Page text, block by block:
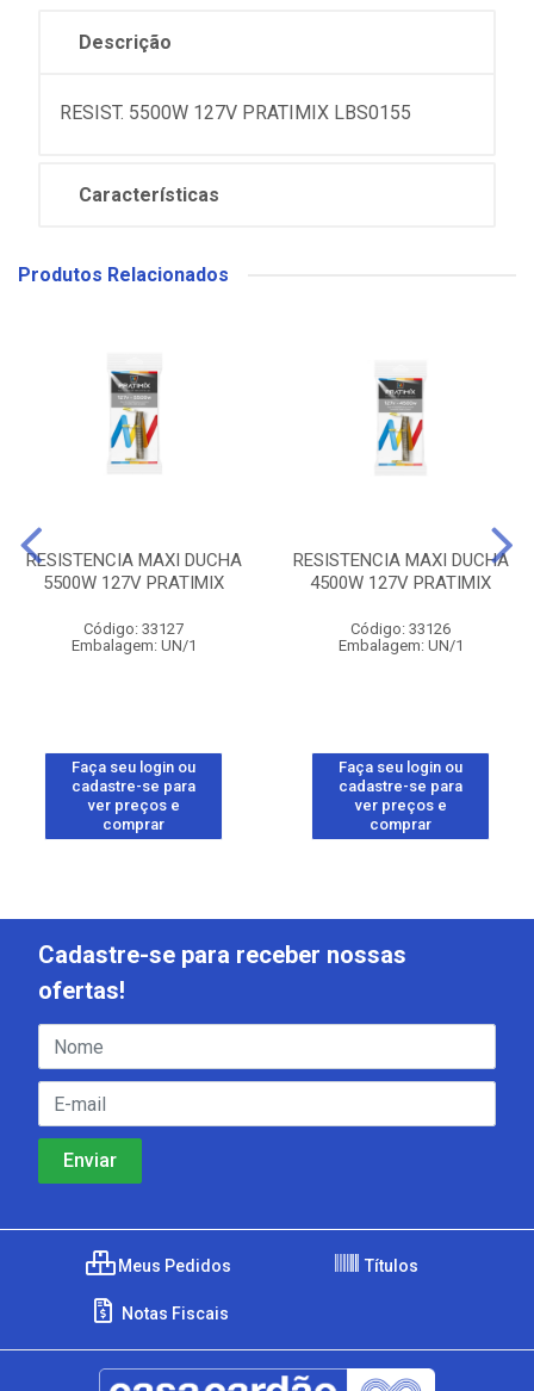
Descrição
RESIST. 5500W 127V PRATIMIX LBS0155
Características
Produtos Relacionados
RESISTENCIA MAXI DUCHA
5500W 127V PRATIMIX
Código: 33127
Embalagem: UN/1
Faça seu login ou
cadastre-se para
ver preços e
comprar
RESISTENCIA MAXI DUCHA
4500W 127V PRATIMIX
Código: 33126
Embalagem: UN/1
Faça seu login ou
cadastre-se para
ver preços e
comprar
Cadastre-se para receber nossas
ofertas!
Meus Pedidos Títulos
Notas Fiscais